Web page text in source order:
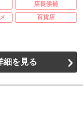
店長候補
百貨店
細を見る